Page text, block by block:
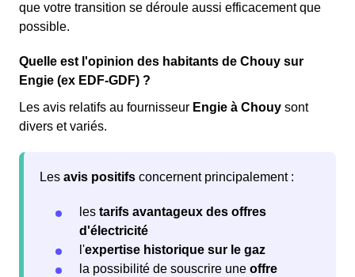
que votre transition se déroule aussi efficacement que
possible.
Quelle est l'opinion des habitants de Chouy sur
Engie (ex EDF-GDF) ?
Les avis relatifs au fournisseur Engie à Chouy sont
divers et variés.
Les avis positifs concernent principalement :
les tarifs avantageux des offres
d'électricité
l'expertise historique sur le gaz
la possibilité de souscrire une offre